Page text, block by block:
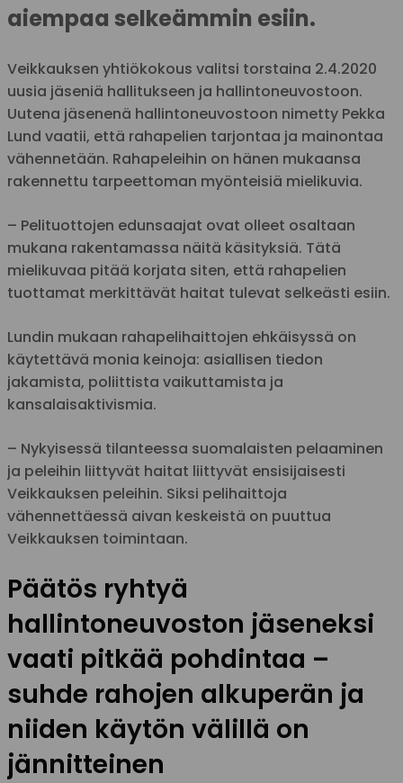
aiempaa selkeämmin esiin.
Veikkauksen yhtiökokous valitsi torstaina 2.4.2020
uusia jäseniä hallitukseen ja hallintoneuvostoon.
Uutena jäsenenä hallintoneuvostoon nimetty Pekka
Lund vaatii, että rahapelien tarjontaa ja mainontaa
vähennetään. Rahapeleihin on hänen mukaansa
rakennettu tarpeettoman myönteisiä mielikuvia.
– Pelituottojen edunsaajat ovat olleet osaltaan
mukana rakentamassa näitä käsityksiä. Tätä
mielikuvaa pitää korjata siten, että rahapelien
tuottamat merkittävät haitat tulevat selkeästi esiin.
Lundin mukaan rahapelihaittojen ehkäisyssä on
käytettävä monia keinoja: asiallisen tiedon
jakamista, poliittista vaikuttamista ja
kansalaisaktivismia.
– Nykyisessä tilanteessa suomalaisten pelaaminen
ja peleihin liittyvät haitat liittyvät ensisijaisesti
Veikkauksen peleihin. Siksi pelihaittoja
vähennettäessä aivan keskeistä on puuttua
Veikkauksen toimintaan.
Päätös ryhtyä
hallintoneuvoston jäseneksi
vaati pitkää pohdintaa –
suhde rahojen alkuperän ja
niiden käytön välillä on
jännitteinen